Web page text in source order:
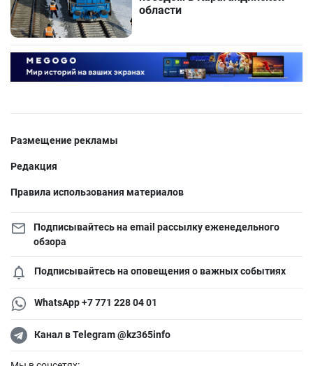
области
Размещение рекламы
Редакция
Правила использования материалов
Подписывайтесь на email рассылку еженедельного
обзора
Подписывайтесь на оповещения о важных событиях
WhatsApp +7 771 228 04 01
Канал в Telegram @kz365info